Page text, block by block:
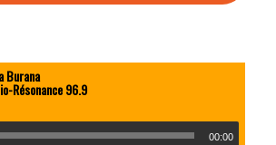
Burana
Résonance 96.9
00:00